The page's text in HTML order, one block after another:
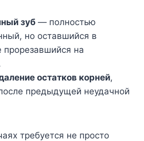
зуб — полностью
но оставшийся в
прорезавшийся на
остатков корней,
предыдущей неудачной
требуется не просто